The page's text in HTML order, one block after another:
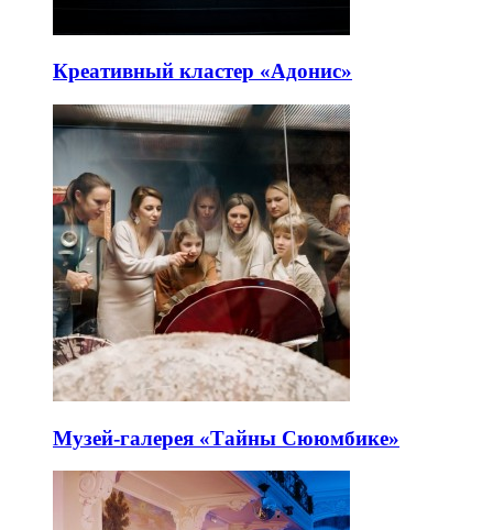
Креативный кластер «Адонис»
Музей-галерея «Тайны Сююмбике»